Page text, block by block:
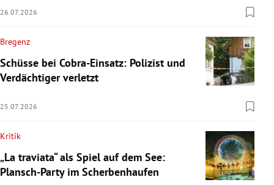
26.07.2026
Bregenz
Schüsse bei Cobra-Einsatz: Polizist und
Verdächtiger verletzt
25.07.2026
Kritik
„La traviata“ als Spiel auf dem See:
Plansch-Party im Scherbenhaufen